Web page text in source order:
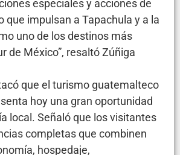
especiales y acciones de
que impulsan a Tapachula y a la
uno de los destinos más
de México”, resaltó Zúñiga
que el turismo guatemalteco
hoy una gran oportunidad
local. Señaló que los visitantes
completas que combinen
hospedaje,